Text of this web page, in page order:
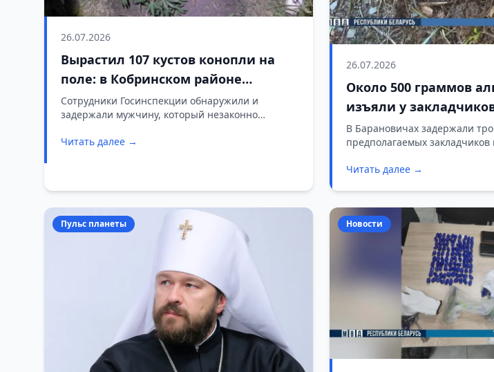
26.07.2026
Вырастил 107 кустов конопли на
поле: в Кобринском районе
задержали мужчину с «особым»
урожаем
Сотрудники Госинспекции обнаружили и
задержали мужчину, который незаконно
поле в Кобринском районе. Нарушитель уже
Читать далее →
26.07.2026
Около 500 граммов
изъяли у
Барановичах
В Барановичах задержали
предполагаемых закладчиков
Читать далее →
Пульс планеты Новости